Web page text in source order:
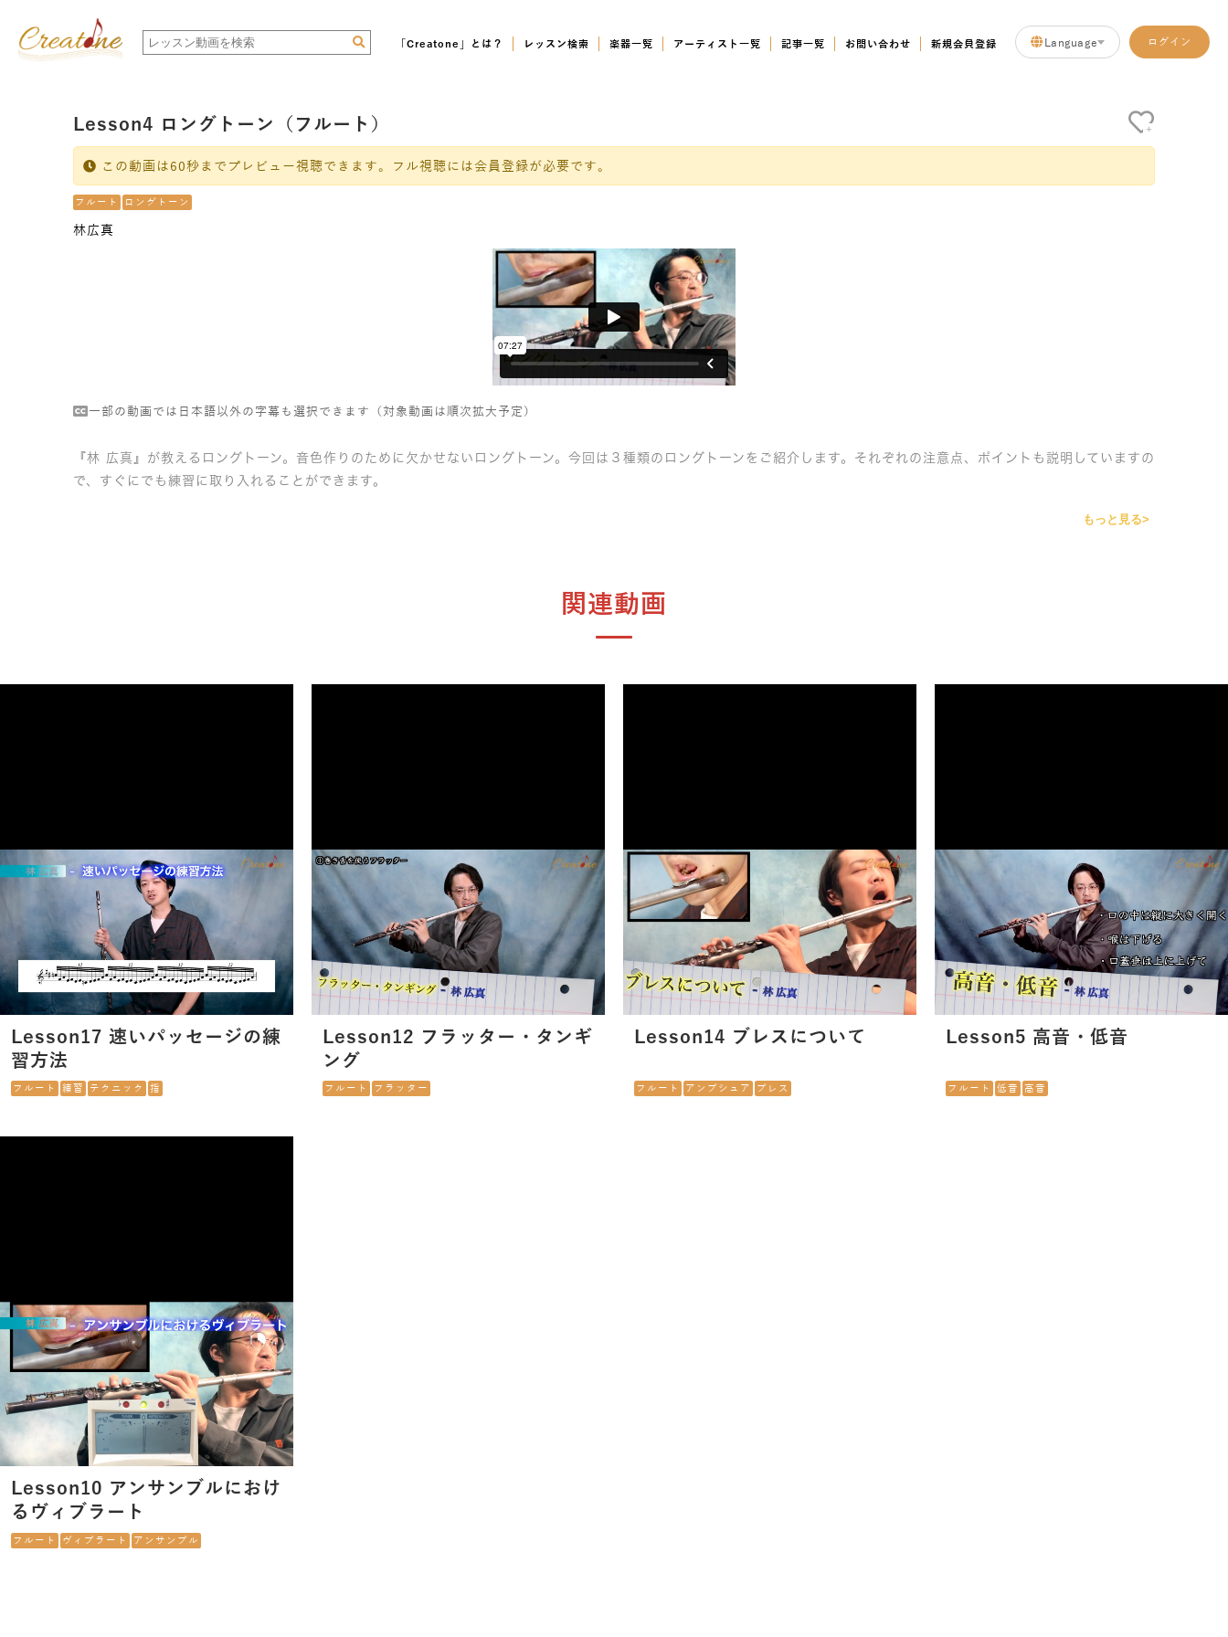
「Creatone」とは？ レッスン検索 楽器一覧 アーティスト一覧 記事一覧 お問い合わせ 新規会員登録 Language ログイン
Lesson4 ロングトーン（フルート）
この動画は60秒までプレビュー視聴できます。フル視聴には会員登録が必要です。
フルート ロングトーン
林広真
+
一部の動画では日本語以外の字幕も選択できます（対象動画は順次拡大予定）
『林 広真』が教えるロングトーン。音色作りのために欠かせないロングトーン。今回は３種類のロングトーンをご紹介します。それぞれの注意点、ポイントも説明していますの
で、すぐにでも練習に取り入れることができます。
もっと見る>
関連動画
Lesson17 速いパッセージの練
習方法
フルート 練習 テクニック 指
Lesson12 フラッター・タンギ
ング
フルート フラッター
Lesson14 ブレスについて
フルート アンブシュア ブレス
Lesson5 高音・低音
フルート 低音 高音
Lesson10 アンサンブルにおけ
るヴィブラート
フルート ヴィブラート アンサンブル